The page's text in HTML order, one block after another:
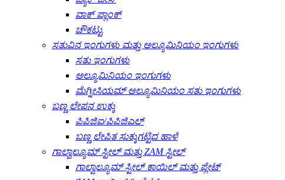
ವಾಕ್ ಪ್ಲಾಂಕ್
ಚೌಕಟ್ಟು
ಸತುವಿನ ಇಂಗುಗಳು ಮತ್ತು ಅಲ್ಯೂಮಿನಿಯಂ ಇಂಗುಗಳು
ಸತು ಇಂಗುಗಳು
ಅಲ್ಯೂಮಿನಿಯಂ ಇಂಗುಗಳು
ಮೆಗ್ನೀಸಿಯಮ್ ಅಲ್ಯೂಮಿನಿಯಂ ಸತು ಇಂಗುಗಳು
ಬಣ್ಣ ಲೇಪನ ಉಕ್ಕು
ಪಿಪಿಜಿಐ/ಪಿಪಿಜಿಎಲ್
ಬಣ್ಣ ಲೇಪಿತ ಸುಕ್ಕುಗಟ್ಟಿದ ಹಾಳೆ
ಗಾಲ್ವಾಲ್ಯೂಮ್ ಸ್ಟೀಲ್ ಮತ್ತು ZAM ಸ್ಟೀಲ್
ಗಾಲ್ವಾಲ್ಯೂಮ್ ಸ್ಟೀಲ್ ಕಾಯಿಲ್ ಮತ್ತು ಪ್ಲೇಟ್